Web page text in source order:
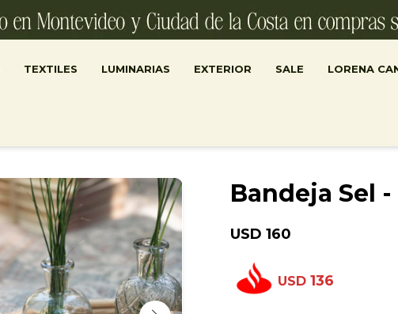
TEXTILES LUMINARIAS EXTERIOR SALE LORENA
Bandeja Sel
USD 160
USD 136